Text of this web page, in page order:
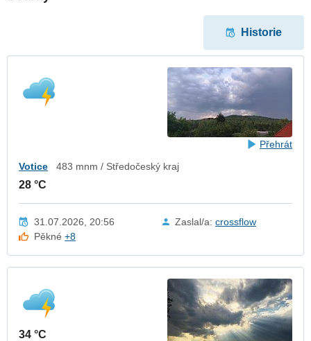
Historie
Přehrát
Votice 483 mnm / Středočeský kraj
28 °C
31.07.2026, 20:56 Zaslal/a: crossflow
Pěkné+8
34 °C